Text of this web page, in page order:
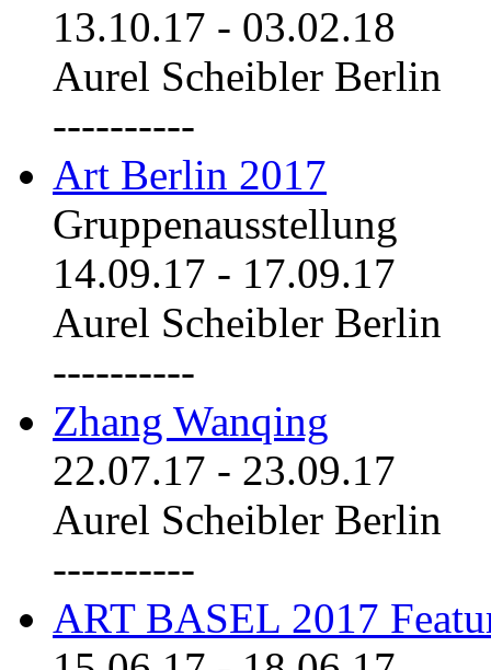
13.10.17 - 03.02.18
Aurel Scheibler Berlin
----------
Art Berlin 2017
Gruppenausstellung
14.09.17 - 17.09.17
Aurel Scheibler Berlin
----------
Zhang Wanqing
22.07.17 - 23.09.17
Aurel Scheibler Berlin
----------
ART BASEL 2017